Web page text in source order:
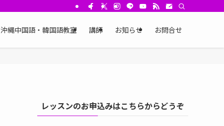
沖縄中国語・韓国語教室 講師 お知らせ お問合せ
レッスンのお申込みはこちらからどうぞ